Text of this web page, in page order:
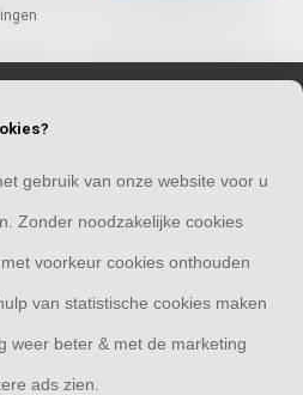
gebruik van onze website voor u
Zonder noodzakelijke cookies
voorkeur cookies onthouden
van statistische cookies maken
weer beter & met de marketing
ads zien.